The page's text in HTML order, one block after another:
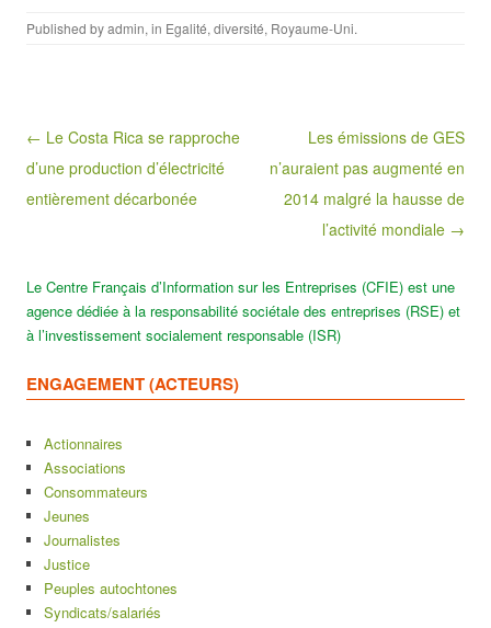
Published byadmin, in Egalité, diversité, Royaume-Uni.
Post navigation
← Le Costa Rica se rapproche
d’une production d’électricité
entièrement décarbonée
Les émissions de GES
n’auraient pas augmenté en
2014 malgré la hausse de
l’activité mondiale →
Le Centre Français d’Information sur les Entreprises (CFIE) est une
agence dédiée à la responsabilité sociétale des entreprises (RSE) et
à l’investissement socialement responsable (ISR)
ENGAGEMENT (ACTEURS)
Actionnaires
Associations
Consommateurs
Jeunes
Journalistes
Justice
Peuples autochtones
Syndicats/salariés